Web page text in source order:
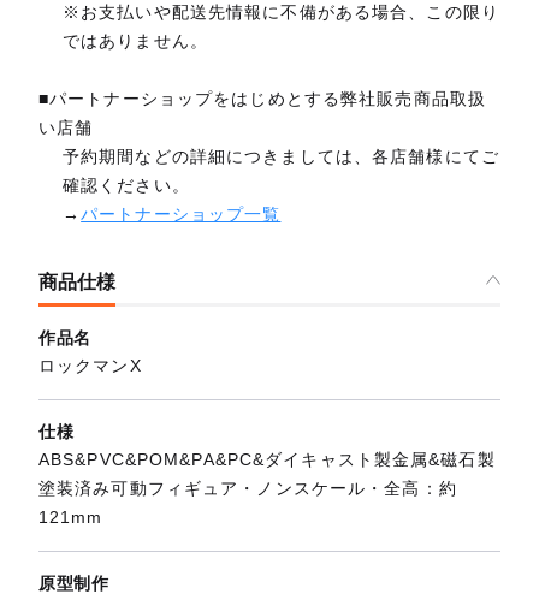
※お支払いや配送先情報に不備がある場合、この限り
ではありません。
■パートナーショップをはじめとする弊社販売商品取扱
い店舗
予約期間などの詳細につきましては、各店舗様にてご
確認ください。
→パートナーショップ一覧
商品仕様
作品名
ロックマンX
仕様
ABS&PVC&POM&PA&PC&ダイキャスト製金属&磁石製
塗装済み可動フィギュア・ノンスケール・全高：約
121mm
原型制作